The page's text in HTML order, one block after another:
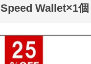
Speed Wallet×1個